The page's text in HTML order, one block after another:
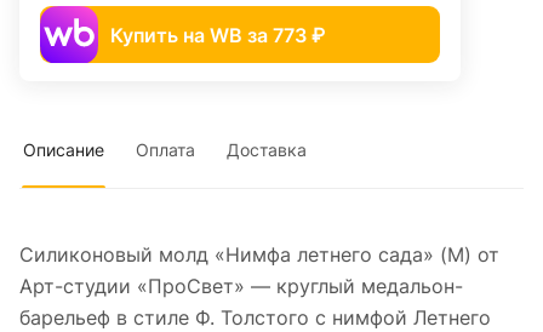
Купить на WB за 773 ₽
Описание Оплата Доставка
Силиконовый молд «Нимфа летнего сада» (M) от
Арт-студии «ПроСвет» — круглый медальон-
барельеф в стиле Ф. Толстого с нимфой Летнего